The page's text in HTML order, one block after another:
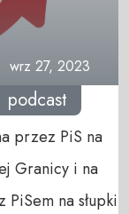
wrz 27, 2023
podcast
przez PiS na
Granicy i na
na słupki